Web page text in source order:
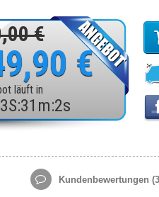
€
€
läuft in
S:31 m:0s
Kundenbewertungen (